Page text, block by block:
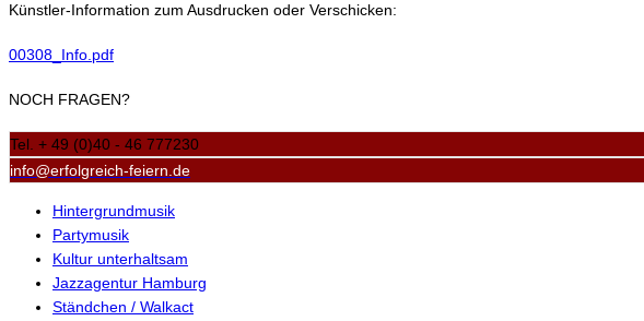
Künstler-Information zum Ausdrucken oder Verschicken:
00308_Info.pdf
NOCH FRAGEN?
Tel. + 49 (0)40 - 46 777230
info@erfolgreich-feiern.de
Hintergrundmusik
Partymusik
Kultur unterhaltsam
Jazzagentur Hamburg
Ständchen / Walkact